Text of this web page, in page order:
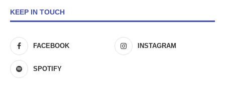
KEEP IN TOUCH
FACEBOOK INSTAGRAM
SPOTIFY